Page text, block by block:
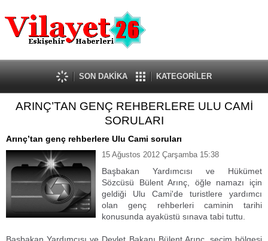
Güncel
Ekonomi
Politika
Eğitim
Spor
Kültür-Sanat
Röportaj
Tanıtım Yazısı
SON DAKİKA KATEGORİLER
ARINÇ’TAN GENÇ REHBERLERE ULU CAMİ
SORULARI
Arınç’tan genç rehberlere Ulu Cami soruları
15 Ağustos 2012 Çarşamba 15:38
Başbakan Yardımcısı ve Hükümet
Sözcüsü Bülent Arınç, öğle namazı için
geldiği Ulu Cami'de turistlere yardımcı
olan genç rehberleri caminin tarihi
konusunda ayaküstü sınava tabi tuttu.